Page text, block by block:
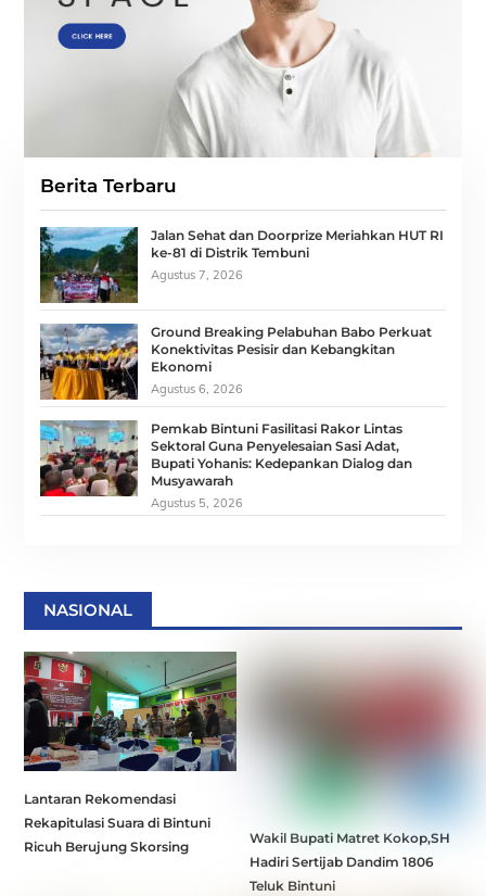
Berita Terbaru
Jalan Sehat dan Doorprize Meriahkan HUT RI
ke-81 di Distrik Tembuni
Agustus 7, 2026
Ground Breaking Pelabuhan Babo Perkuat
Konektivitas Pesisir dan Kebangkitan
Ekonomi
Agustus 6, 2026
Pemkab Bintuni Fasilitasi Rakor Lintas
Sektoral Guna Penyelesaian Sasi Adat,
Bupati Yohanis: Kedepankan Dialog dan
Musyawarah
Agustus 5, 2026
NASIONAL
Lantaran Rekomendasi
Rekapitulasi Suara di Bintuni
Ricuh Berujung Skorsing
Wakil Bupati Matret Kokop,SH
Hadiri Sertijab Dandim 1806
Teluk Bintuni